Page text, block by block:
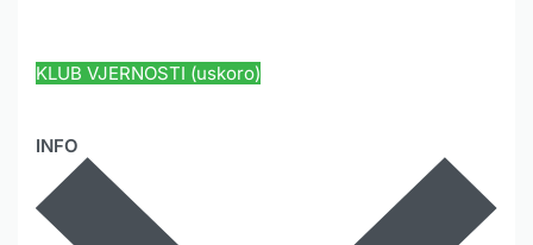
INFO
KLUB VJERNOSTI (uskoro)